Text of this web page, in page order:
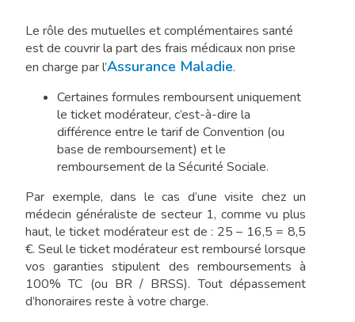
Le rôle des mutuelles et complémentaires santé
est de couvrir la part des frais médicaux non prise
en charge par l’Assurance Maladie.
Certaines formules remboursent uniquement
le ticket modérateur, c’est-à-dire la
différence entre le tarif de Convention (ou
base de remboursement) et le
remboursement de la Sécurité Sociale.
Par exemple, dans le cas d’une visite chez un
médecin généraliste de secteur 1, comme vu plus
haut, le ticket modérateur est de : 25 – 16,5 = 8,5
€. Seul le ticket modérateur est remboursé lorsque
vos garanties stipulent des remboursements à
100% TC (ou BR / BRSS). Tout dépassement
d’honoraires reste à votre charge.